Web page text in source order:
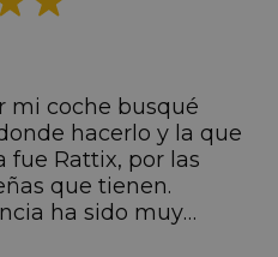
mi coche busqué
hacerlo y la que
fue Rattix, por las
que tienen.
ha sido muy
siempre muy atenta